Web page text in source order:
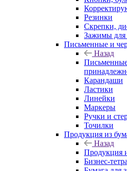
Резинки
Скрепки,
Зажимы для
Письменные и
Назад
Карандаши
Ластики
Линейки
Маркеры
Ручки и
Точилки
Продукция из
Назад
Продукция
Бизнес-